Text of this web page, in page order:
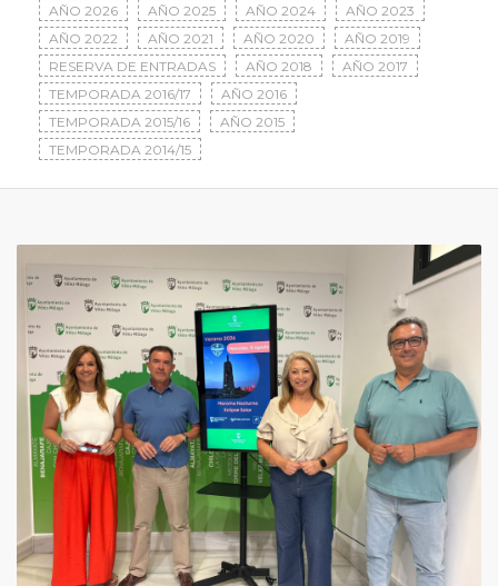
AÑO 2026 AÑO 2025 AÑO 2024
AÑO 2023
AÑO 2022
AÑO 2021 AÑO 2020
AÑO 2019
RESERVA DE ENTRADAS
AÑO 2018
AÑO 2017
TEMPORADA 2016/17
AÑO 2016
TEMPORADA 2015/16
AÑO 2015
TEMPORADA 2014/15